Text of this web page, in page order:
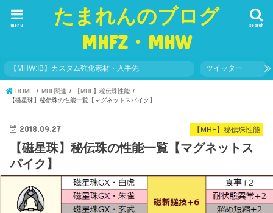
たまれんのブログ
MHFZ・MHW
search
menu
【MHW:IB】カスタム強化素材・入手先 ツイッター
HOME MHF関連
【MHF】秘伝珠性能
【磁星珠】秘伝珠の性能一覧【マグネットスパイク】
【MHF】秘伝珠性能
2018.09.27
【磁星珠】秘伝珠の性能一覧【マグネットス
パイク】